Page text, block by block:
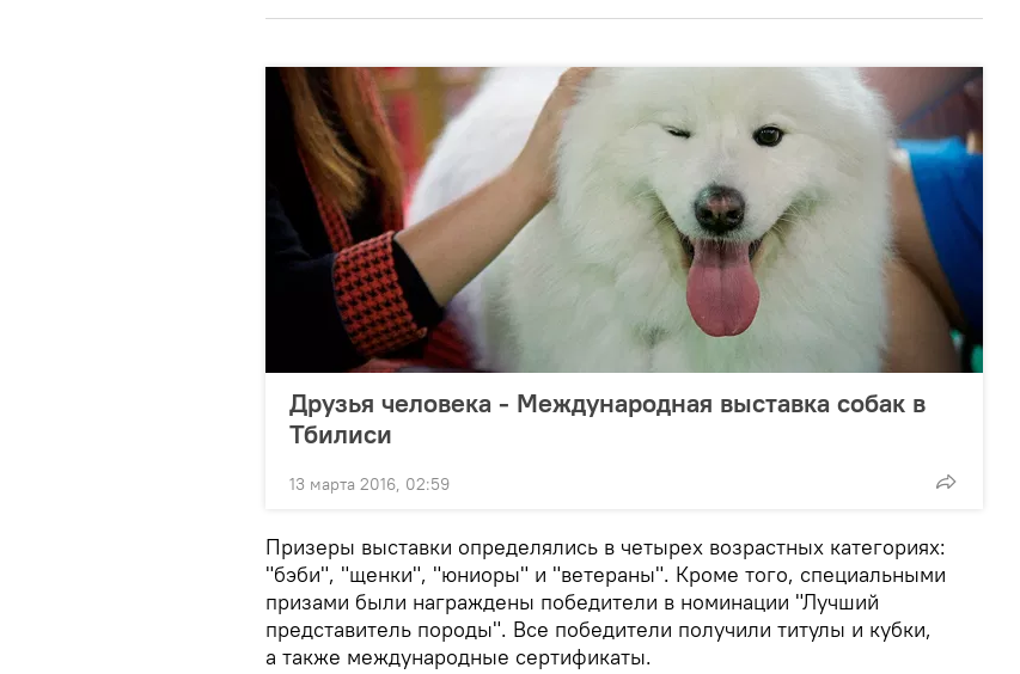
Друзья человека - Международная выставка собак в
Тбилиси
13 марта 2016, 02:59
Призеры выставки определялись в четырех возрастных категориях:
"бэби", "щенки", "юниоры" и "ветераны". Кроме того, специальными
призами были награждены победители в номинации "Лучший
представитель породы". Все победители получили титулы и кубки,
а также международные сертификаты.